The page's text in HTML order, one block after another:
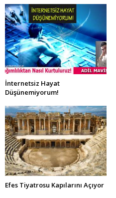
İnternetsiz Hayat
Düşünemiyorum!
Efes Tiyatrosu Kapılarını Açıyor